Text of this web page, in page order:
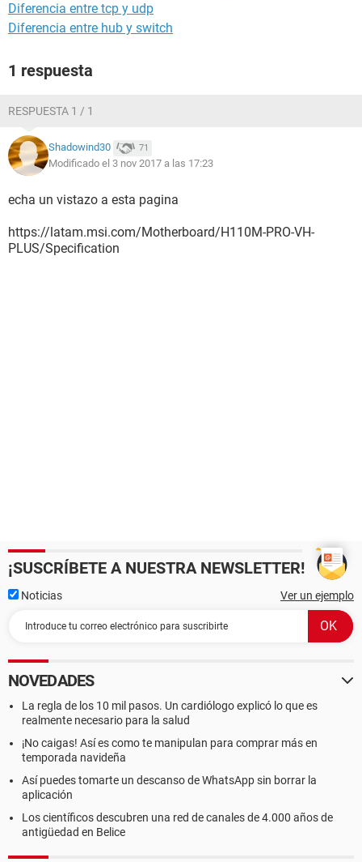
Diferencia entre tcp y udp
Diferencia entre hub y switch
1 respuesta
RESPUESTA 1 / 1
Shadowind30 71
Modificado el 3 nov 2017 a las 17:23
echa un vistazo a esta pagina
https://latam.msi.com/Motherboard/H110M-PRO-VH-
PLUS/Specification
¡SUSCRÍBETE A NUESTRA NEWSLETTER!
Noticias Ver un ejemplo
NOVEDADES
La regla de los 10 mil pasos. Un cardiólogo explicó lo que es
realmente necesario para la salud
¡No caigas! Así es como te manipulan para comprar más en
temporada navideña
Así puedes tomarte un descanso de WhatsApp sin borrar la
aplicación
Los científicos descubren una red de canales de 4.000 años de
antigüedad en Belice